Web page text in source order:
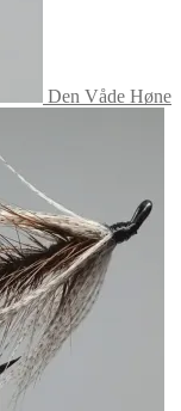
Den Våde Høne